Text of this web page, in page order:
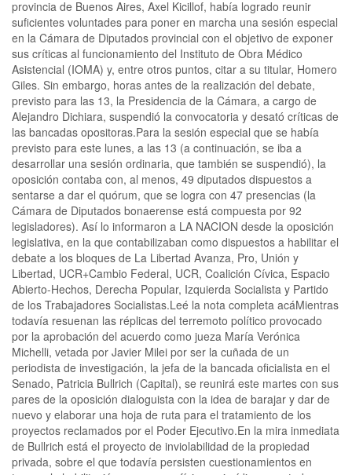
provincia de Buenos Aires, Axel Kicillof, había logrado reunir
suficientes voluntades para poner en marcha una sesión especial
en la Cámara de Diputados provincial con el objetivo de exponer
sus críticas al funcionamiento del Instituto de Obra Médico
Asistencial (IOMA) y, entre otros puntos, citar a su titular, Homero
Giles. Sin embargo, horas antes de la realización del debate,
previsto para las 13, la Presidencia de la Cámara, a cargo de
Alejandro Dichiara, suspendió la convocatoria y desató críticas de
las bancadas opositoras.Para la sesión especial que se había
previsto para este lunes, a las 13 (a continuación, se iba a
desarrollar una sesión ordinaria, que también se suspendió), la
oposición contaba con, al menos, 49 diputados dispuestos a
sentarse a dar el quórum, que se logra con 47 presencias (la
Cámara de Diputados bonaerense está compuesta por 92
legisladores). Así lo informaron a LA NACION desde la oposición
legislativa, en la que contabilizaban como dispuestos a habilitar el
debate a los bloques de La Libertad Avanza, Pro, Unión y
Libertad, UCR+Cambio Federal, UCR, Coalición Cívica, Espacio
Abierto-Hechos, Derecha Popular, Izquierda Socialista y Partido
de los Trabajadores Socialistas.Leé la nota completa acáMientras
todavía resuenan las réplicas del terremoto político provocado
por la aprobación del acuerdo como jueza María Verónica
Michelli, vetada por Javier Milei por ser la cuñada de un
periodista de investigación, la jefa de la bancada oficialista en el
Senado, Patricia Bullrich (Capital), se reunirá este martes con sus
pares de la oposición dialoguista con la idea de barajar y dar de
nuevo y elaborar una hoja de ruta para el tratamiento de los
proyectos reclamados por el Poder Ejecutivo.En la mira inmediata
de Bullrich está el proyecto de inviolabilidad de la propiedad
privada, sobre el que todavía persisten cuestionamientos en